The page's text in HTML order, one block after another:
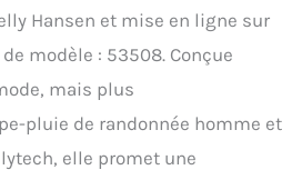
Hansen et mise en ligne sur
modèle : 53508. Conçue
mais plus
pluie de randonnée homme et
elle promet une